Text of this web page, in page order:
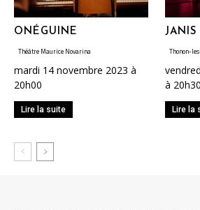
ONÉGUINE
Théâtre Maurice Novarina
mardi 14 novembre 2023 à
20h00
Lire la suite
JANIS
Thonon-
à 20h30
Lire la